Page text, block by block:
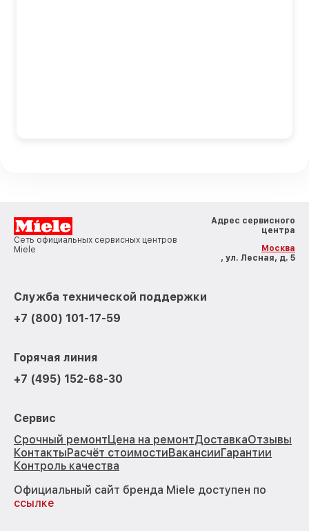
Сеть официальных сервисных центров
Miele
Адрес сервисного
центра
Москва
, ул. Лесная, д. 5
Служба технической поддержки
+7 (800) 101-17-59
Горячая линия
+7 (495) 152-68-30
Сервис
Срочный ремонтЦена на ремонтДоставкаОтзывы
КонтактыРасчёт стоимостиВакансииГарантии
Контроль качества
Официальный сайт бренда Miele доступен по
ссылке